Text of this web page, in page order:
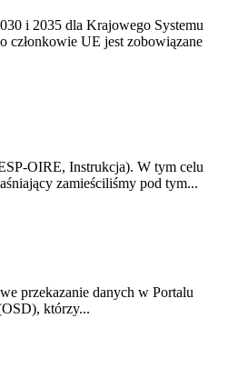
i 2035 dla Krajowego Systemu
członkowie UE jest zobowiązane
OIRE, Instrukcja). W tym celu
zamieściliśmy pod tym...
przekazanie danych w Portalu
którzy...